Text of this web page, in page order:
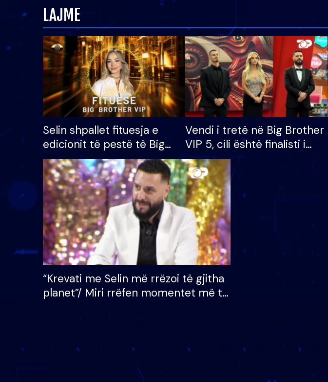
LAJME
Selin shpallet fituesja e
edicionit të pestë të Big
Brother VIP, rrëmben
çmimin e madh prej 100
mijë eurosh
Vendi i tretë në Big Brother
VIP 5, cili është finalisti i
radhës që lë shtëpinë
“Krevati me Selin më rrëzoi të gjitha
planet”/ Miri rrëfen momentet më të
mungojë zilja e mëngjesit kur…